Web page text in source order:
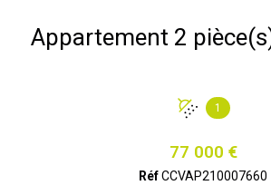
1
77 000 €
RéfCCVAP210007660